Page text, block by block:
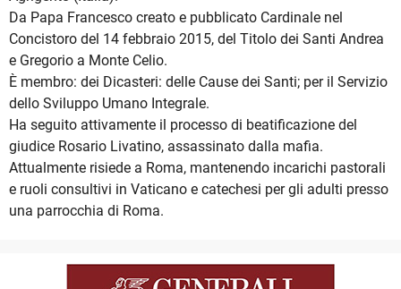
Da Papa Francesco creato e pubblicato Cardinale nel
Concistoro del 14 febbraio 2015, del Titolo dei Santi Andrea
e Gregorio a Monte Celio.
È membro: dei Dicasteri: delle Cause dei Santi; per il Servizio
dello Sviluppo Umano Integrale.
Ha seguito attivamente il processo di beatificazione del
giudice Rosario Livatino, assassinato dalla mafia.
Attualmente risiede a Roma, mantenendo incarichi pastorali
e ruoli consultivi in Vaticano e catechesi per gli adulti presso
una parrocchia di Roma.